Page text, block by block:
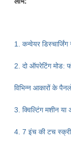
1. कन्वेयर
2. दो ऑपरेटिंग मोड:
विभिन्न आकारों के
3. क्विल्टिंग मशीन
4. 7 इंच की टच